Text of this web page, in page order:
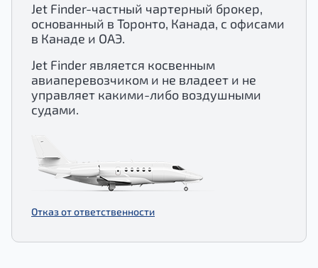
Jet Finder-частный чартерный брокер,
основанный в Торонто, Канада, с офисами
в Канаде и ОАЭ.
Jet Finder является косвенным
авиаперевозчиком и не владеет и не
управляет какими-либо воздушными
судами.
Отказ от ответственности